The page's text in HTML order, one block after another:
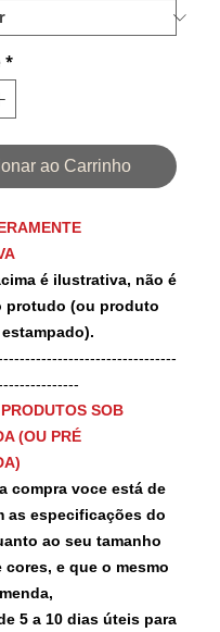
*
ao Carrinho
é ilustrativa, não é
protudo (ou produto
SOB
(OU PRÉ
compra voce está de
as especificações do
ao seu tamanho
cores, e que o mesmo
5 a 10 dias úteis para